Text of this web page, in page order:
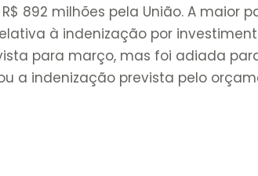
892 milhões pela União. A maior
à indenização por
para março, mas foi adiada
a indenização prevista pelo